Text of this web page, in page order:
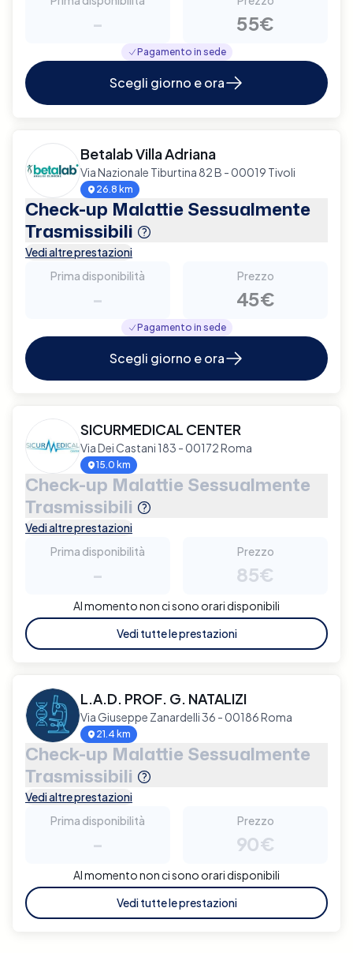
- 55€
Pagamento in sede
Scegli giorno e ora
Betalab Villa Adriana
Via Nazionale Tiburtina 82 B - 00019 Tivoli
26.8 km
Check-up Malattie Sessualmente
Trasmissibili
Vedi altre prestazioni
Prima disponibilità
-
Prezzo
45€
Pagamento in sede
Scegli giorno e ora
SICURMEDICAL CENTER
Via Dei Castani 183 - 00172 Roma
15.0 km
Check-up Malattie Sessualmente
Trasmissibili
Vedi altre prestazioni
Prima disponibilità
-
Prezzo
85€
Al momento non ci sono orari disponibili
Vedi tutte le prestazioni
L.A.D. PROF. G. NATALIZI
Via Giuseppe Zanardelli 36 - 00186 Roma
21.4 km
Check-up Malattie Sessualmente
Trasmissibili
Vedi altre prestazioni
Prima disponibilità
-
Prezzo
90€
Al momento non ci sono orari disponibili
Vedi tutte le prestazioni